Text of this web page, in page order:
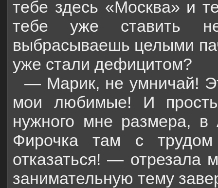
тебе здесь «Москва» и
тебе уже ставить
выбрасываешь целыми
уже стали дефицитом?
— Марик, не умничай!
мои любимые! И
нужного мне размера, в
Фирочка там с
отказаться! — отрезала
занимательную тему